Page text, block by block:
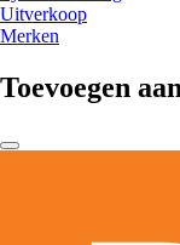
Uitverkoop
Merken
Toevoegen